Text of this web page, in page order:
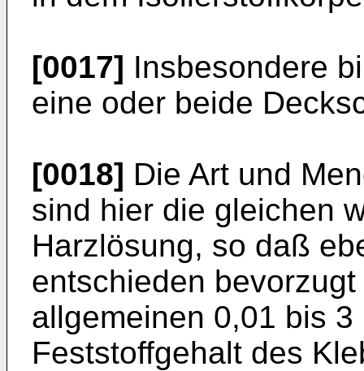
[0017] Insbesondere
eine oder beide
[0018] Die Art und
sind hier die gleichen
Harzlösung, so daß
entschieden
allgemeinen 0,01 bis
Feststoffgehalt des